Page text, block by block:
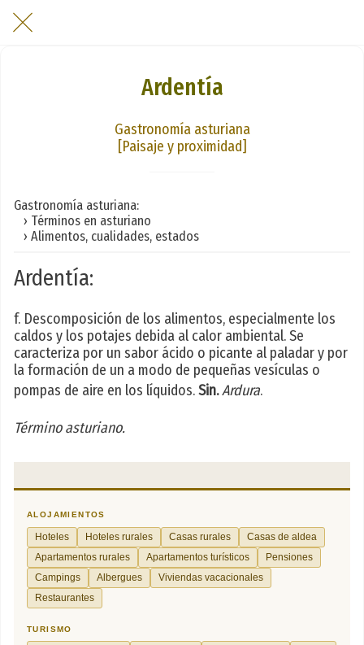
Ardentía
Gastronomía asturiana
[Paisaje y proximidad]
Gastronomía asturiana:
› Términos en asturiano
› Alimentos, cualidades, estados
Ardentía:
f. Descomposición de los alimentos, especialmente los
caldos y los potajes debida al calor ambiental. Se
caracteriza por un sabor ácido o picante al paladar y por
la formación de un a modo de pequeñas vesículas o
pompas de aire en los líquidos.Sin.Ardura.
Término asturiano.